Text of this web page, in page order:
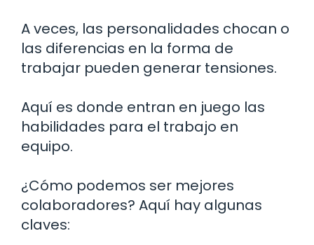
A veces, las personalidades chocan o
las diferencias en la forma de
trabajar pueden generar tensiones.
Aquí es donde entran en juego las
habilidades para el trabajo en
equipo.
¿Cómo podemos ser mejores
colaboradores? Aquí hay algunas
claves: